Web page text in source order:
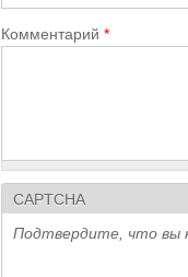
Комментарий*
CAPTCHA
Подтвердите, что вы